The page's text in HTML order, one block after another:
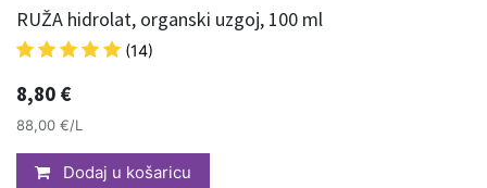
RUŽA hidrolat, organski uzgoj, 100 ml
(14)
8,80 €
88,00 €/L
Dodaj u košaricu